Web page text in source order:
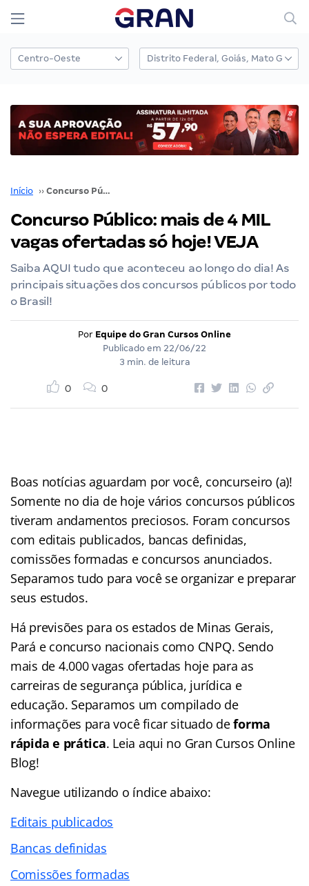
Início ›› Concurso Público: mais de 4 MIL vagas ofertadas só hoje! VEJA
Concurso Público: mais de 4 MIL
vagas ofertadas só hoje! VEJA
Saiba AQUI tudo que aconteceu ao longo do dia! As
principais situações dos concursos públicos por todo
o Brasil!
Por Equipe do Gran Cursos Online
Publicado em 22/06/22
3 min. de leitura
0 0
Boas notícias aguardam por você, concurseiro (a)!
Somente no dia de hoje vários concursos públicos
tiveram andamentos preciosos. Foram concursos
com editais publicados, bancas definidas,
comissões formadas e concursos anunciados.
Separamos tudo para você se organizar e preparar
seus estudos.
Há previsões para os estados de Minas Gerais,
Pará e concurso nacionais como CNPQ. Sendo
mais de 4.000 vagas ofertadas hoje para as
carreiras de segurança pública, jurídica e
educação. Separamos um compilado de
informações para você ficar situado deforma
rápida e prática. Leia aqui no Gran Cursos Online
Blog!
Navegue utilizando o índiceabaixo:
Editais publicados
Bancas definidas
Comissões formadas